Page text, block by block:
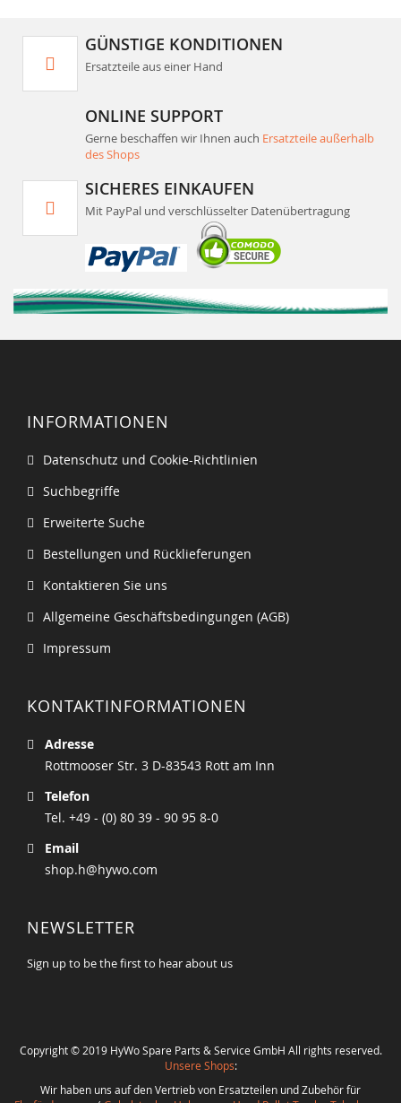
GÜNSTIGE KONDITIONEN
Ersatzteile aus einer Hand
ONLINE SUPPORT
Gerne beschaffen wir Ihnen auch Ersatzteile außerhalb
des Shops
SICHERES EINKAUFEN
Mit PayPal und verschlüsselter Datenübertragung
INFORMATIONEN
Datenschutz und Cookie-Richtlinien
Suchbegriffe
Erweiterte Suche
Bestellungen und Rücklieferungen
Kontaktieren Sie uns
Allgemeine Geschäftsbedingungen (AGB)
Impressum
KONTAKTINFORMATIONEN
Adresse
Rottmooser Str. 3 D-83543 Rott am Inn
Telefon
Tel. +49 - (0) 80 39 - 90 95 8-0
Email
shop.h@hywo.com
NEWSLETTER
Sign up to be the first to hear about us
Copyright © 2019 HyWo Spare Parts & Service GmbH All rights reserved.
Unsere Shops:
Wir haben uns auf den Vertrieb von Ersatzteilen und Zubehör für